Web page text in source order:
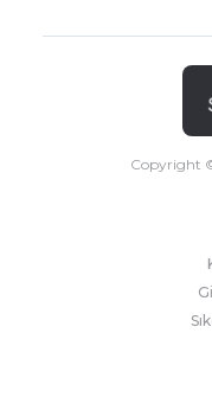
Copyright